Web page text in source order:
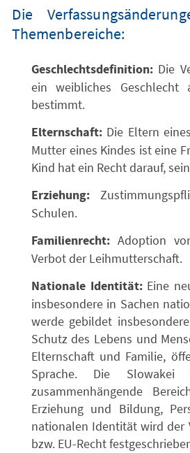
Die
Themenbereiche:
Geschlechtsdefinition:Die
ein weibliches
bestimmt.
Elternschaft:Die Eltern
Mutter eines Kindes ist eine
Kind hat ein Recht darauf,
Erziehung:
Schulen.
Familienrecht:Adoption
Verbot der Leihmutterschaft.
Nationale Identität:Eine
insbesondere in Sachen
werde gebildet
Schutz des Lebens und
Elternschaft und Familie,
Sprache. Die Slowakei
zusammenhängende
Erziehung und Bildung,
nationalen Identität wird der
bzw. EU-Recht